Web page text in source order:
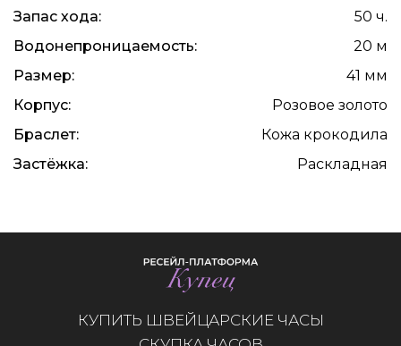
Запас хода:
50 ч.
Водонепроницаемость:
20 м
Размер:
41 мм
Корпус:
Розовое золото
Браслет:
Кожа крокодила
Застёжка:
Раскладная
КУПИТЬ ШВЕЙЦАРСКИЕ ЧАСЫ